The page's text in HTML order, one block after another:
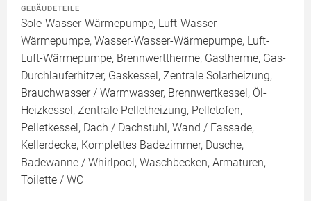
GEBÄUDETEILE
Sole-Wasser-Wärmepumpe, Luft-Wasser-
Wärmepumpe, Wasser-Wasser-Wärmepumpe, Luft-
Luft-Wärmepumpe, Brennwerttherme, Gastherme, Gas-
Durchlauferhitzer, Gaskessel, Zentrale Solarheizung,
Brauchwasser / Warmwasser, Brennwertkessel, Öl-
Heizkessel, Zentrale Pelletheizung, Pelletofen,
Pelletkessel, Dach / Dachstuhl, Wand / Fassade,
Kellerdecke, Komplettes Badezimmer, Dusche,
Badewanne / Whirlpool, Waschbecken, Armaturen,
Toilette / WC